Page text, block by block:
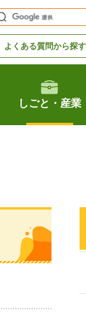
よくある質問から探す
しごと・産業